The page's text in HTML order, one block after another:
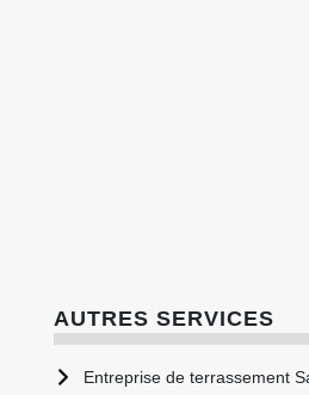
AUTRES SERVICES
Entreprise de terrassement